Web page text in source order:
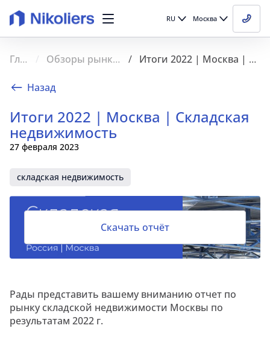
RU Москва
Главная Обзоры рынка недвижимости Итоги 2022 | Москва | Складская недвижимость
Назад
Итоги 2022 | Москва | Складская
недвижимость
27 февраля 2023
складская недвижимость
Скачать отчёт
Рады представить вашему вниманию отчет по
рынку складской недвижимости Москвы по
результатам 2022 г.